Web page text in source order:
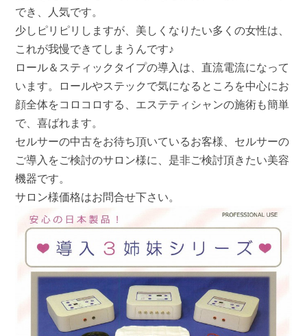
でき、人気です。
少しピリピリしますが、美しくなりたい多くの女性は、
これが我慢できてしまうんです♪
ロール＆スティックタイプの導入は、直流電流になって
います。ロールやステックで気になるところを中心にお
顔全体をコロコロする、エステティシャンの施術も簡単
で、喜ばれます。
セルサーの中古をお待ち頂いているお客様、セルサーの
ご導入をご検討のサロン様に、是非ご検討頂きたい美容
機器です。
サロン様価格はお問合せ下さい。